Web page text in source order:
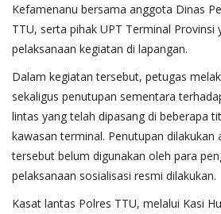
Kefamenanu bersama anggota Dinas
TTU, serta pihak UPT Terminal Provinsi
pelaksanaan kegiatan di lapangan.
Dalam kegiatan tersebut, petugas
sekaligus penutupan sementara
lintas yang telah dipasang di beberapa
kawasan terminal. Penutupan dilakukan
tersebut belum digunakan oleh para
pelaksanaan sosialisasi resmi dilakukan.
Kasat lantas Polres TTU, melalui Kasi